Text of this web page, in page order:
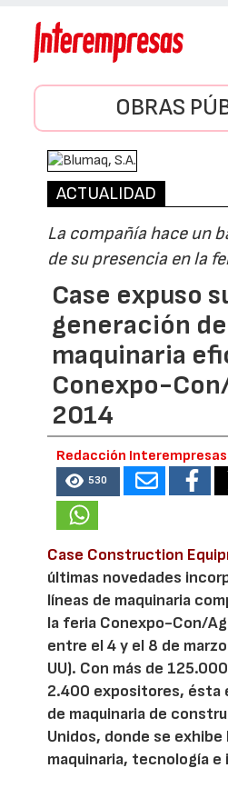
OBRAS
ACTUALIDAD
La compañía hace un
de su presencia en la
Case expuso
generación de
maquinaria
Conexpo-
2014
Redacción Interempresas
530
Case Construction
últimas novedades
líneas de maquinaria
la feria Conexpo-Con/
entre el 4 y el 8 de marzo
UU). Con más de
2.400 expositores, ésta
de maquinaria de
Unidos, donde se exhibe
maquinaria, tecnología e